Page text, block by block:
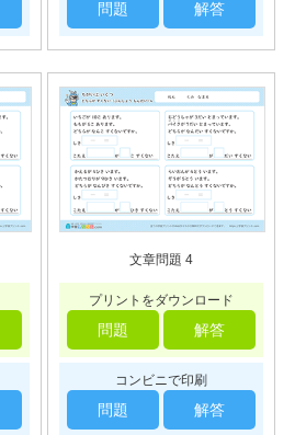
問題 解答
文章問題 4
プリントをダウンロード
問題 解答
コンビニで印刷
問題 解答